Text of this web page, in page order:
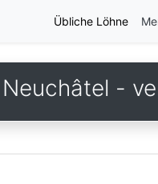
Übliche Löhne
-